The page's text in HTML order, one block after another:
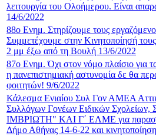
λειτουργία του Ολοήμερου. Είναι
14/6/2022
88ο Ενημ. Στηρίζουμε τους
Συμμετέχουμε στην Κινητοποίησή
2 μμ έξω από τη Βουλή 13/6/2022
87ο Ενημ. Όχι στον νόμο πλαίσιο για
η πανεπιστημιακή αστυνομία δε θα
φοιτητών! 9/6/2022
Κάλεσμα Ενιαίου Συλ Γον ΑΜΕΑ
Συλλόγων Γονέων Ειδικών
ΙΜΒΡΙΩΤΗ" ΚΑΙ Γ΄ ΕΛΜΕ για
Δήμο Αθήνας 14-6-22 και